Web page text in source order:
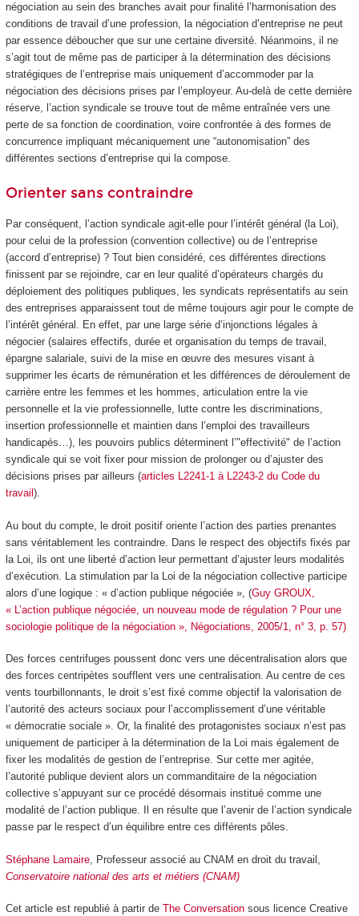
négociation au sein des branches avait pour finalité l’harmonisation des
conditions de travail d’une profession, la négociation d’entreprise ne peut
par essence déboucher que sur une certaine diversité. Néanmoins, il ne
s’agit tout de même pas de participer à la détermination des décisions
stratégiques de l’entreprise mais uniquement d’accommoder par la
négociation des décisions prises par l’employeur. Au-delà de cette dernière
réserve, l’action syndicale se trouve tout de même entraînée vers une
perte de sa fonction de coordination, voire confrontée à des formes de
concurrence impliquant mécaniquement une “autonomisation” des
différentes sections d’entreprise qui la compose.
Orienter sans contraindre
Par conséquent, l’action syndicale agit-elle pour l’intérêt général (la Loi),
pour celui de la profession (convention collective) ou de l’entreprise
(accord d’entreprise) ? Tout bien considéré, ces différentes directions
finissent par se rejoindre, car en leur qualité d’opérateurs chargés du
déploiement des politiques publiques, les syndicats représentatifs au sein
des entreprises apparaissent tout de même toujours agir pour le compte de
l’intérêt général. En effet, par une large série d’injonctions légales à
négocier (salaires effectifs, durée et organisation du temps de travail,
épargne salariale, suivi de la mise en œuvre des mesures visant à
supprimer les écarts de rémunération et les différences de déroulement de
carrière entre les femmes et les hommes, articulation entre la vie
personnelle et la vie professionnelle, lutte contre les discriminations,
insertion professionnelle et maintien dans l’emploi des travailleurs
handicapés…), les pouvoirs publics déterminent l’"effectivité" de l’action
syndicale qui se voit fixer pour mission de prolonger ou d’ajuster des
décisions prises par ailleurs (articles L2241-1 à L2243-2 du Code du
travail ).
Au bout du compte, le droit positif oriente l’action des parties prenantes
sans véritablement les contraindre. Dans le respect des objectifs fixés par
la Loi, ils ont une liberté d’action leur permettant d’ajuster leurs modalités
d’exécution. La stimulation par la Loi de la négociation collective participe
alors d’une logique : « d’action publique négociée », (Guy GROUX,
« L’action publique négociée, un nouveau mode de régulation ? Pour une
sociologie politique de la négociation », Négociations, 2005/1, n° 3, p. 57)
Des forces centrifuges poussent donc vers une décentralisation alors que
des forces centripètes soufflent vers une centralisation. Au centre de ces
vents tourbillonnants, le droit s’est fixé comme objectif la valorisation de
l’autorité des acteurs sociaux pour l’accomplissement d’une véritable
« démocratie sociale ». Or, la finalité des protagonistes sociaux n’est pas
uniquement de participer à la détermination de la Loi mais également de
fixer les modalités de gestion de l’entreprise. Sur cette mer agitée,
l’autorité publique devient alors un commanditaire de la négociation
collective s’appuyant sur ce procédé désormais institué comme une
modalité de l’action publique. Il en résulte que l’avenir de l’action syndicale
passe par le respect d’un équilibre entre ces différents pôles.
Stéphane Lamaire, Professeur associé au CNAM en droit du travail,
Conservatoire national des arts et métiers (CNAM)
Cet article est republié à partir de The Conversationsous licence Creative